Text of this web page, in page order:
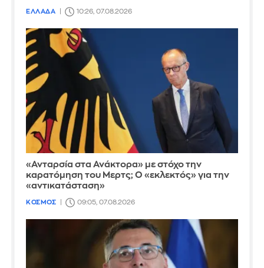
ΕΛΛΑΔΑ 10:26, 07.08.2026
«Ανταρσία στα Ανάκτορα» με στόχο την
καρατόμηση του Μερτς; Ο «εκλεκτός» για την
«αντικατάσταση»
ΚΟΣΜΟΣ 09:05, 07.08.2026